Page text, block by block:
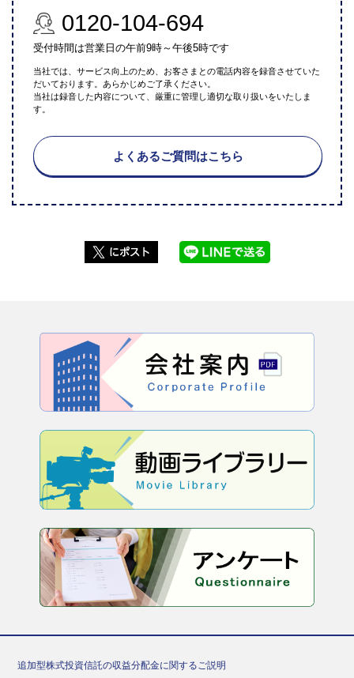
0120-104-694
受付時間は営業日の午前9時～午後5時です
当社では、サービス向上のため、お客さまとの電話内容を録音させていた
だいております。あらかじめご了承ください。
当社は録音した内容について、厳重に管理し適切な取り扱いをいたしま
す。
よくあるご質問はこちら
追加型株式投資信託の収益分配金に関するご説明